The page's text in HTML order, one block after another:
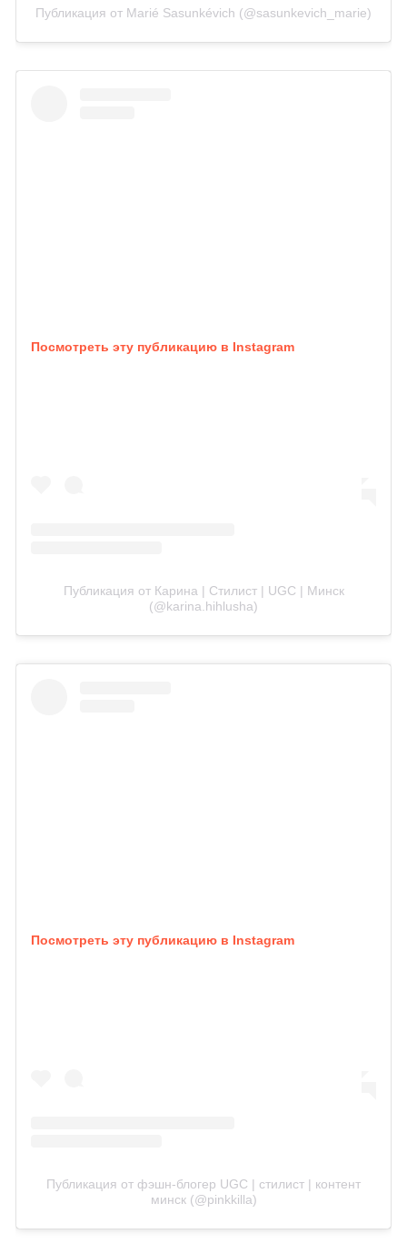
Публикация от Marié Sasunkévich (@sasunkevich_marie)
Посмотреть эту публикацию в Instagram
Публикация от Карина | Стилист | UGC | Минск
(@karina.hihlusha)
Посмотреть эту публикацию в Instagram
Публикация от фэшн-блогер UGC | стилист | контент
минск (@pinkkilla)